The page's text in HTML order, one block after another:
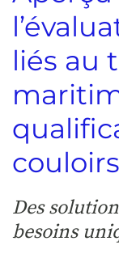
liés au
couloirs
Des
besoins